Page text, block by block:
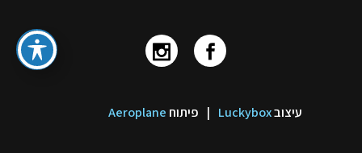
עיצובLuckybox
| פיתוח Aeroplane